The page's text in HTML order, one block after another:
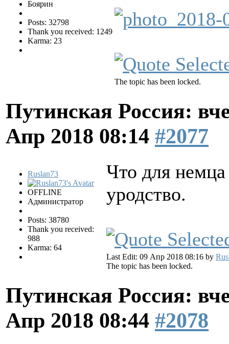
Боярин
Posts: 32798
Thank you received: 1249
Karma: 23
The topic has been locked.
Путинская Россия:
Апр 2018 08:14 #2077
Ruslan73
OFFLINE
Администратор
Posts: 38780
Thank you received:
988
Karma: 64
Что для немца
уродство.
Last Edit: 09 Апр 2018 08:16 by
The topic has been locked.
Путинская Россия:
Апр 2018 08:44 #2078